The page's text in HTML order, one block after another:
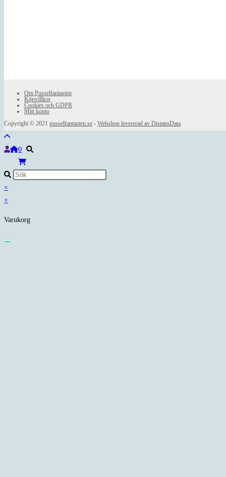
Om Pusselfantasten
Köpvillkor
Cookies och GDPR
Mitt konto
Copyright © 2021 pusselfantasten.se - Webshop levererad av DistansData
0
×
×
Varukorg